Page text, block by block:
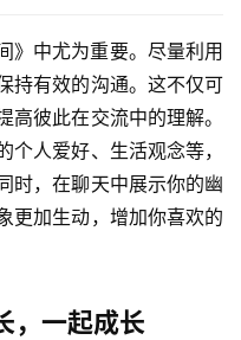
》中尤为重要。尽量利用
持有效的沟通。这不仅可
彼此在交流中的理解。
人爱好、生活观念等，
时，在聊天中展示你的幽
更加生动，增加你喜欢的
，一起成长